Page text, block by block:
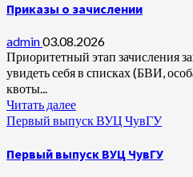
Приказы о зачислении
admin03.08.2026
Приоритетный этап зачисления
увидеть себя в списках (БВИ,
квоты...
Читать далее
Первый выпуск ВУЦ ЧувГУ
Первый выпуск ВУЦ ЧувГУ